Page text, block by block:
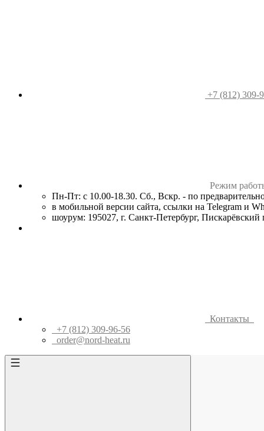
+7 (812) 309-
Режим
Пн-Пт: с 10.00-18.30. Сб., Вскр. - по
в мобильной версии сайта, ссылки на Telegram и
шоурум: 195027, г. Санкт-Петербург, Пискарёвский
Контакты
+7 (812) 309-96-56
order@nord-heat.ru